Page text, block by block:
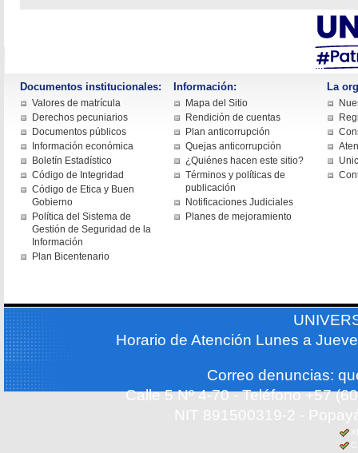
Documentos institucionales:
Valores de matrícula
Derechos pecuniarios
Documentos públicos
Información económica
Boletín Estadístico
Código de Integridad
Código de Etica y Buen
Gobierno
Política del Sistema de
Gestión de Seguridad de la
Información
Plan Bicentenario
Información:
Mapa del Sitio
Rendición de cuentas
Plan anticorrupción
Quejas anticorrupción
¿Quiénes hacen este sitio?
Términos y políticas de
publicación
Notificaciones Judiciales
Planes de mejoramiento
La
Horario de Atención Lunes a
Correo denuncias:
Calle 5 Nº 4-70 - Teléfono +57
NIT 891500319-2 -